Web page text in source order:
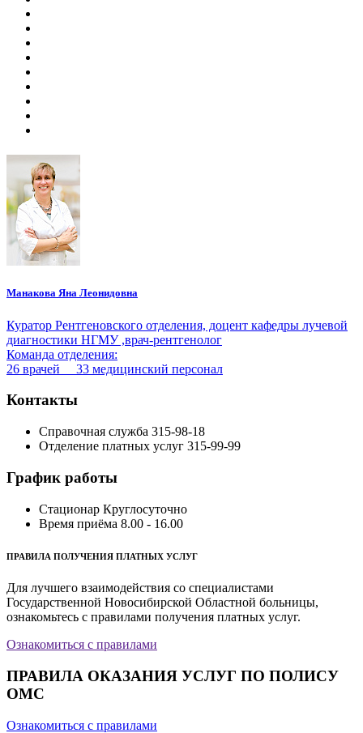
Манакова Яна Леонидовна
Куратор Рентгеновского отделения, доцент кафедры лучевой
диагностики НГМУ ,врач-рентгенолог
Команда отделения:
26 врачей 33 медицинский персонал
Контакты
Справочная служба 315-98-18
Отделение платных услуг 315-99-99
График работы
Стационар Круглосуточно
Время приёма 8.00 - 16.00
ПРАВИЛА ПОЛУЧЕНИЯ ПЛАТНЫХ УСЛУГ
Для лучшего взаимодействия со специалистами
Государственной Новосибирской Областной больницы,
ознакомьтесь с правилами получения платных услуг.
Ознакомиться с правилами
ПРАВИЛА ОКАЗАНИЯ УСЛУГ ПО ПОЛИСУ
ОМС
Ознакомиться с правилами